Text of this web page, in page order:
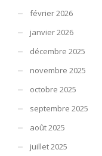
février 2026
janvier 2026
décembre 2025
novembre 2025
octobre 2025
septembre 2025
août 2025
juillet 2025